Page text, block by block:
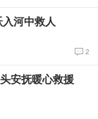
河中救人
2
安抚暖心救援